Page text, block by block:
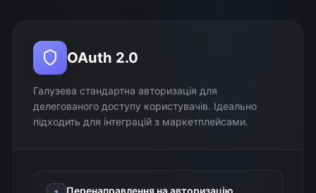
OAuth 2.0
Галузева стандартна авторизація для
делегованого доступу користувачів. Ідеально
підходить для інтеграцій з маркетплейсами.
Перенаправлення на авторизацію